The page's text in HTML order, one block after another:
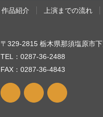
作品紹介 上演までの流れ
〒329-2815 栃木県那須塩原市
TEL：0287-36-2488
FAX：0287-36-4843